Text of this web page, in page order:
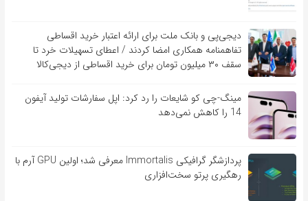
دیجی‌پی و بانک ملت برای ارائه اعتبار خرید اقساطی
تفاهم‎نامه همکاری امضا کردند / اعطای تسهیلات خرد تا
سقف ۳۰ میلیون تومان برای خرید اقساطی از دیجی‌کالا
مینگ-چی کو شایعات را رد کرد: اپل سفارشات تولید آیفون
14 را کاهش نمی‌دهد
پردازشگر گرافیکی Immortalis معرفی شد؛ اولین GPU آرم با
رهگیری پرتو سخت‌افزاری